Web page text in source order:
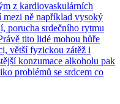
z kardiovaskulárních
mezi ně například vysoký
porucha srdečního rytmu
tito lidé mohou hůře
větší fyzickou zátěž i
konzumace alkoholu pak
problémů se srdcem co